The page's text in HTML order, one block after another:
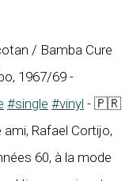
/ Bamba Cure
1967/69 -
#single #vinyl - 🇵🇷
Rafael Cortijo,
60, à la mode